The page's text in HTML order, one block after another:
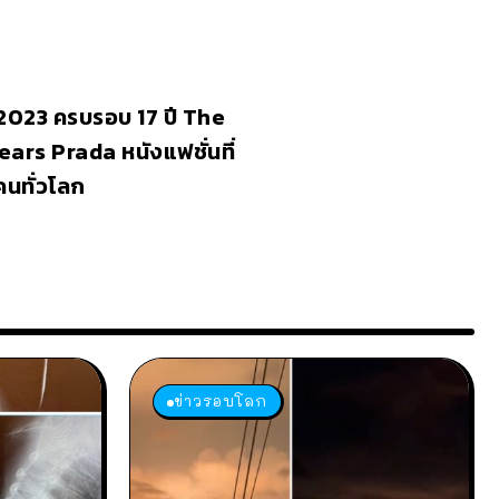
ครบรอบ 17 ปี The
Prada หนังแฟชั่นที่
ทั่วโลก
ข่าวรอบโลก